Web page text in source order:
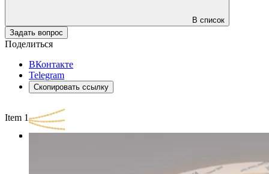
В список
Задать вопрос
Поделиться
ВКонтакте
Telegram
Скопировать ссылку
Item 1 of 3